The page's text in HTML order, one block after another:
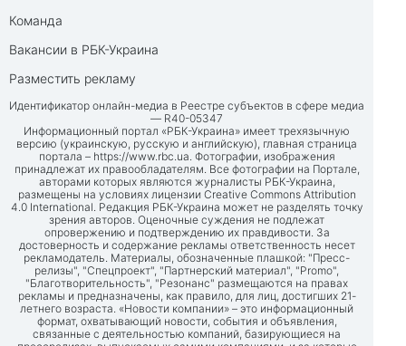
Команда
Вакансии в РБК-Украина
Разместить рекламу
Идентификатор онлайн-медиа в Реестре субъектов в сфере медиа
— R40-05347
Информационный портал «РБК-Украина» имеет трехязычную
версию (украинскую, русскую и английскую), главная страница
портала – https://www.rbc.ua . Фотографии, изображения
принадлежат их правообладателям. Все фотографии на Портале,
авторами которых являются журналисты РБК-Украина,
размещены на условиях лицензии Creative Commons Attribution
4.0 International. Редакция РБК-Украина может не разделять точку
зрения авторов. Оценочные суждения не подлежат
опровержению и подтверждению их правдивости. За
достоверность и содержание рекламы ответственность несет
рекламодатель. Материалы, обозначенные плашкой: "Пресс-
релизы", "Спецпроект", "Партнерский материал", "Promo",
"Благотворительность", "Резонанс" размещаются на правах
рекламы и предназначены, как правило, для лиц, достигших 21-
летнего возраста. «Новости компании» – это информационный
формат, охватывающий новости, события и объявления,
связанные с деятельностью компаний, базирующиеся на